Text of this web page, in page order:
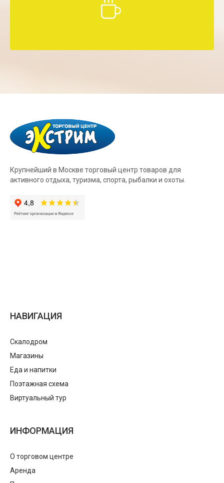
Крупнейший в Москве торговый центр товаров для
активного отдыха, туризма, спорта, рыбалки и охоты.
НАВИГАЦИЯ
Скалодром
Магазины
Еда и напитки
Поэтажная схема
Виртуальный тур
ИНФОРМАЦИЯ
О торговом центре
Аренда